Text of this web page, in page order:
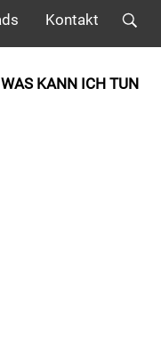
Kontakt
WAS KANN ICH TUN